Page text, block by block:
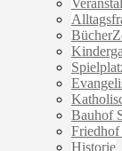
Bauhof
Friedhof
Historie